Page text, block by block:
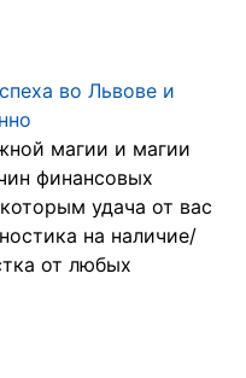
во Львове и
магии и магии
финансовых
удача от вас
на наличие/
от любых